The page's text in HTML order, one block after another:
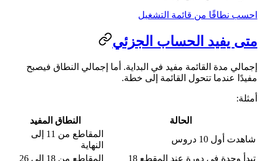
احسب نطاقًا من قائمة التشغيل
متى يفيد الحساب الجزئي
إجمالي مدة القائمة مفيد في البداية. أما إجمالي النطاق فيصبح
مفيدًا عندما تتحول القائمة إلى خطة.
أمثلة:
الحالة
النطاق المفيد
شاهدت أول 10 دروس
المقاطع من 11 إلى
النهاية
تبدأ وحدة في دورة عند المقطع 18
المقاطع من 18 إلى 26